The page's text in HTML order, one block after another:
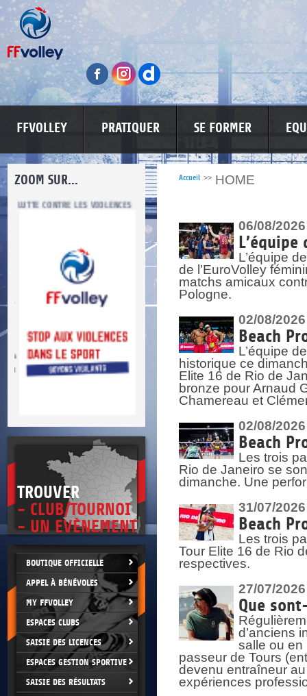
FFVOLLEY PRATIQUER SE FORMER
ZOOM SUR...
LUTTE CONTRE LES VIOLENCES MA PETITE SPONSO
>
TROUVER
- CLUB/TOURNOI
- UN EVÈNEMENT
BOUTIQUE OFFICIELLE
APPEL À BÉNÉVOLES
MY FFVOLLEY
ESPACES CLUBS
SAISIE DES LICENCES
ESPACES GESTION SPORTIVE
SAISIE DES RÉSULTATS
Accueil >> HOME
06/08/2026
L’équipe
L’équipe
de l’EuroVolley
matchs amicaux
Pologne.
02/08/2026
Beach
L’équipe
historique ce
Elite 16 de Rio de
bronze pour Arnaud
Chamereau et
02/08/2026
Beach
Les trois
Rio de Janeiro se
dimanche. Une
31/07/2026
Beach
Les trois
Tour Elite 16 de Rio
respectives.
27/07/2026
Que
d’anciens
salle ou en
passeur de Tours
devenu entraîneur
expériences